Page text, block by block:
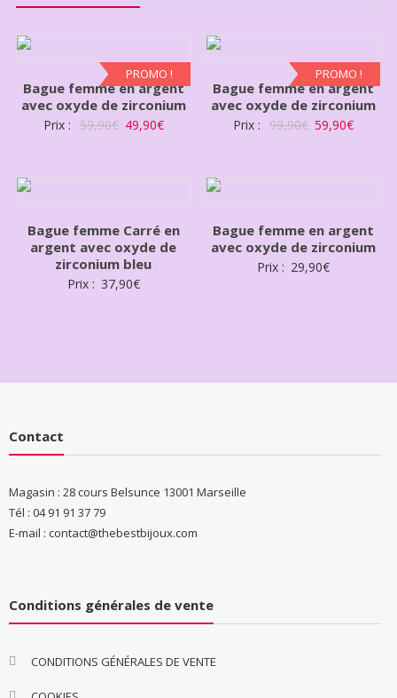
PROMO !
Bague femme en argent
avec oxyde de zirconium
Prix : 59,90€ 49,90€
PROMO !
Bague femme en argent
avec oxyde de zirconium
Prix : 99,90€ 59,90€
Bague femme Carré en
argent avec oxyde de
zirconium bleu
Prix : 37,90€
Bague femme en argent
avec oxyde de zirconium
Prix : 29,90€
Contact
Magasin : 28 cours Belsunce 13001 Marseille
Tél : 04 91 91 37 79
E-mail : contact@thebestbijoux.com
Conditions générales de vente
CONDITIONS GÉNÉRALES DE VENTE